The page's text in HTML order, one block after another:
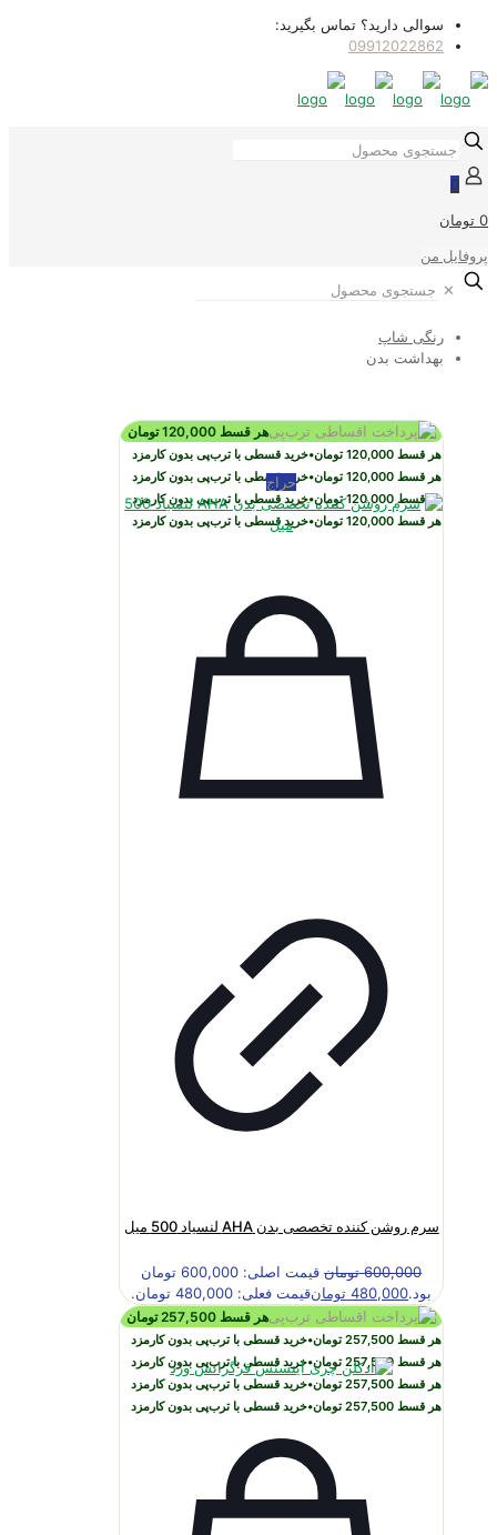
سوالی دارید؟ تماس بگیرید:
09912022862
0
0 تومان
پروفایل من
✕
رنگی شاپ
بهداشت بدن
هر قسط120,000 تومان
هر قسط120,000 تومان•خرید قسطی با ترب‌پی بدون کارمزد
هر قسط120,000 تومان•خرید قسطی با ترب‌پی بدون کارمزد
هر قسط120,000 تومان•خرید قسطی با ترب‌پی بدون کارمزد
هر قسط120,000 تومان•خرید قسطی با ترب‌پی بدون کارمزد
حراج
سرم روشن کننده تخصصی بدن AHA لنسیاد 500 میل
600,000 تومان
قیمت اصلی: 600,000 تومان
بود.480,000 تومانقیمت فعلی: 480,000 تومان.
هر قسط 257,500 تومان
هر قسط 257,500 تومان•خرید قسطی با ترب‌پی بدون کارمزد
هر قسط 257,500 تومان•خرید قسطی با ترب‌پی بدون کارمزد
هر قسط 257,500 تومان•خرید قسطی با ترب‌پی بدون کارمزد
هر قسط 257,500 تومان•خرید قسطی با ترب‌پی بدون کارمزد